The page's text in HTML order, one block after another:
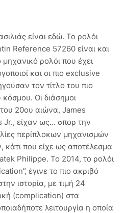
είναι εδώ. Το ρολόι
Reference 57260 είναι και
ρολόι που έχει
και οι πιο exclusive
τον τίτλο του πιο
Οι διάσημοι
20ου αιώνα, James
Jr., είχαν ως… σπορ την
περίπλοκων μηχανισμών
κάτι που είχε ως αποτέλεσμα
Philippe. To 2014, το ρολόι
έγινε το πιο ακριβό
ιστορία, με τιμή 24
(complication) στα
λειτουργία η οποία